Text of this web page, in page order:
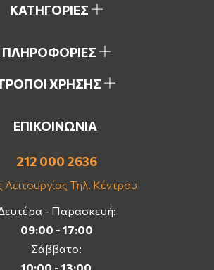
ΚΑΤΗΓΟΡΙΕΣ
ΠΛΗΡΟΦΟΡΙΕΣ
ΧΡΗΣΗΣ
ΕΠΙΚΟΙΝΩΝΙΑ
212 000 2636
Τηλ. Κέντρου
- Παρασκευή:
09:00 - 17:00
Σάββατο: